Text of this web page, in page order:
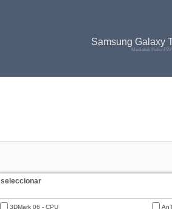
Samsung Galaxy
Mediatek Helio
seleccionar
3DMark 06 - CPU